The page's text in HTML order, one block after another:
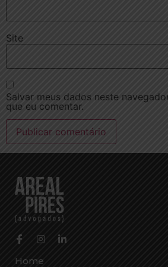
Site
Salvar meus dados neste
que eu comentar.
Home